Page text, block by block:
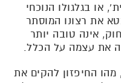
או בגלגולו הנוכחי
את רצונו המוסתר
אינה טובה יותר
את עצמה על הכלל.
החיפזון להקים את